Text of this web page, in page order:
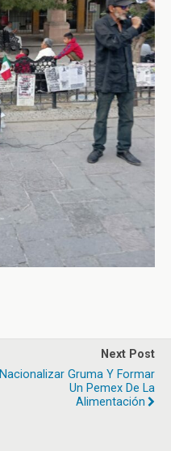
Next Post
Nacionalizar Gruma Y Formar
Un Pemex De La
Alimentación